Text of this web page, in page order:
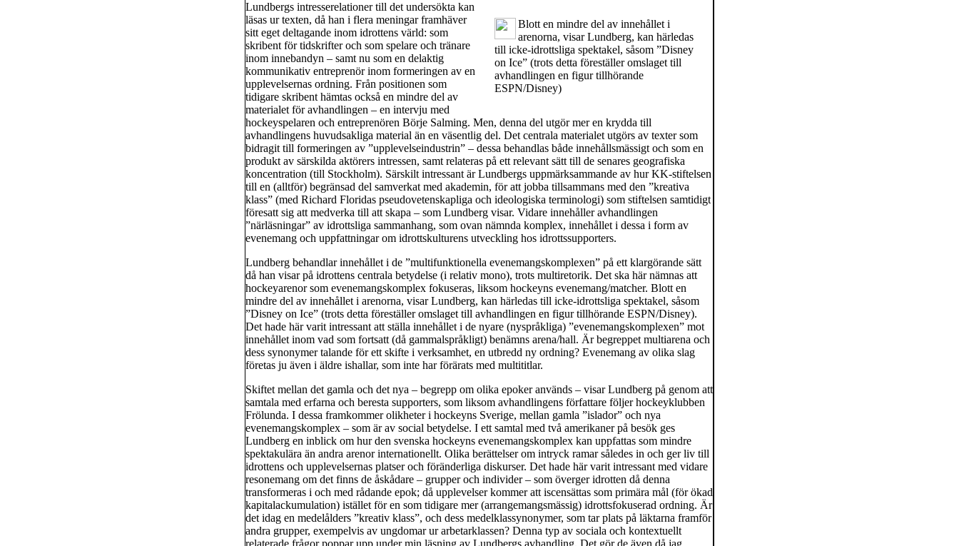
Blott en mindre del av innehållet i
arenorna, visar Lundberg, kan härledas
till icke-idrottsliga spektakel, såsom ”Disney
on Ice” (trots detta föreställer omslaget till
avhandlingen en figur tillhörande
ESPN/Disney)
Lundbergs intresserelationer till det undersökta kan
läsas ur texten, då han i flera meningar framhäver
sitt eget deltagande inom idrottens värld: som
skribent för tidskrifter och som spelare och tränare
inom innebandyn – samt nu som en delaktig
kommunikativ entreprenör inom formeringen av en
upplevelsernas ordning. Från positionen som
tidigare skribent hämtas också en mindre del av
materialet för avhandlingen – en intervju med
hockeyspelaren och entreprenören Börje Salming. Men, denna del utgör mer en krydda till
avhandlingens huvudsakliga material än en väsentlig del. Det centrala materialet utgörs av texter som
bidragit till formeringen av ”upplevelseindustrin” – dessa behandlas både innehållsmässigt och som en
produkt av särskilda aktörers intressen, samt relateras på ett relevant sätt till de senares geografiska
koncentration (till Stockholm). Särskilt intressant är Lundbergs uppmärksammande av hur KK-stiftelsen
till en (alltför) begränsad del samverkat med akademin, för att jobba tillsammans med den ”kreativa
klass” (med Richard Floridas pseudovetenskapliga och ideologiska terminologi) som stiftelsen samtidigt
föresatt sig att medverka till att skapa – som Lundberg visar. Vidare innehåller avhandlingen
”närläsningar” av idrottsliga sammanhang, som ovan nämnda komplex, innehållet i dessa i form av
evenemang och uppfattningar om idrottskulturens utveckling hos idrottssupporters.
Lundberg behandlar innehållet i de ”multifunktionella evenemangskomplexen” på ett klargörande sätt
då han visar på idrottens centrala betydelse (i relativ mono), trots multiretorik. Det ska här nämnas att
hockeyarenor som evenemangskomplex fokuseras, liksom hockeyns evenemang/matcher. Blott en
mindre del av innehållet i arenorna, visar Lundberg, kan härledas till icke-idrottsliga spektakel, såsom
”Disney on Ice” (trots detta föreställer omslaget till avhandlingen en figur tillhörande ESPN/Disney).
Det hade här varit intressant att ställa innehållet i de nyare (nyspråkliga) ”evenemangskomplexen” mot
innehållet inom vad som fortsatt (då gammalspråkligt) benämns arena/hall. Är begreppet multiarena och
dess synonymer talande för ett skifte i verksamhet, en utbredd ny ordning? Evenemang av olika slag
företas ju även i äldre ishallar, som inte har förärats med multititlar.
Skiftet mellan det gamla och det nya – begrepp om olika epoker används – visar Lundberg på genom att
samtala med erfarna och beresta supporters, som liksom avhandlingens författare följer hockeyklubben
Frölunda. I dessa framkommer olikheter i hockeyns Sverige, mellan gamla ”islador” och nya
evenemangskomplex – som är av social betydelse. I ett samtal med två amerikaner på besök ges
Lundberg en inblick om hur den svenska hockeyns evenemangskomplex kan uppfattas som mindre
spektakulära än andra arenor internationellt. Olika berättelser om intryck ramar således in och ger liv till
idrottens och upplevelsernas platser och föränderliga diskurser. Det hade här varit intressant med vidare
resonemang om det finns de åskådare – grupper och individer – som överger idrotten då denna
transformeras i och med rådande epok; då upplevelser kommer att iscensättas som primära mål (för ökad
kapitalackumulation) istället för en som tidigare mer (arrangemangsmässig) idrottsfokuserad ordning. Är
det idag en medelålders ”kreativ klass”, och dess medelklassynonymer, som tar plats på läktarna framför
andra grupper, exempelvis av ungdomar ur arbetarklassen? Denna typ av sociala och kontextuellt
relaterade frågor poppar upp under min läsning av Lundbergs avhandling. Det gör de även då jag